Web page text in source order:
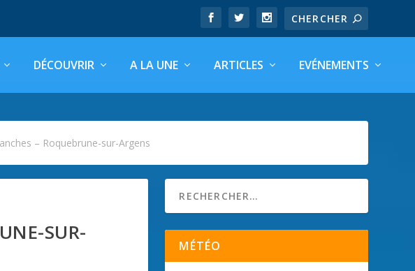
DÉCOUVRIR A LA UNE ARTICLES EVÉNEMENTS
– Roquebrune-sur-Argens
SUR-
MÉTÉO